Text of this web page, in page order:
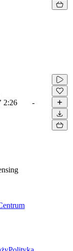
2:26 -